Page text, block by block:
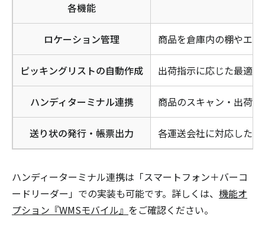
各機能
ロケーション管理 商品を倉庫内の棚やエ
ピッキングリストの自動作成 出荷指示に応じた最適
ハンディターミナル連携 商品のスキャン・出荷
送り状の発行・帳票出力 各運送会社に対応した
ハンディーターミナル連携は「スマートフォン＋バーコ
ードリーダー」での実装も可能です。詳しくは、 機能オ
プション『WMSモバイル』 をご確認ください。